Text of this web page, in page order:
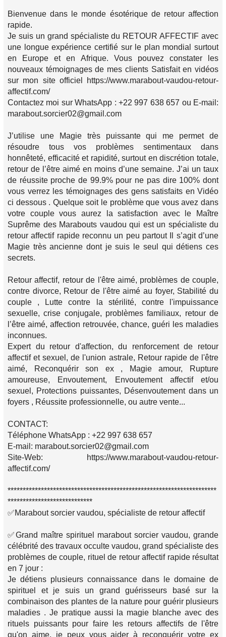
Bienvenue dans le monde ésotérique de retour affection
rapide.
Je suis un grand spécialiste du RETOUR AFFECTIF avec
une longue expérience certifié sur le plan mondial surtout
en Europe et en Afrique. Vous pouvez constater les
nouveaux témoignages de mes clients Satisfait en vidéos
sur mon site officiel https://www.marabout-vaudou-retour-
affectif.com/
Contactez moi sur WhatsApp : +22 997 638 657 ou E-mail:
marabout.sorcier02@gmail.com
J’utilise une Magie très puissante qui me permet de
résoudre tous vos problèmes sentimentaux dans
honnêteté, efficacité et rapidité, surtout en discrétion totale,
retour de l’être aimé en moins d’une semaine. J’ai un taux
de réussite proche de 99.9% pour ne pas dire 100% dont
vous verrez les témoignages des gens satisfaits en Vidéo
ci dessous . Quelque soit le problème que vous avez dans
votre couple vous aurez la satisfaction avec le Maître
Suprême des Marabouts vaudou qui est un spécialiste du
retour affectif rapide reconnu un peu partout Il s’agit d’une
Magie très ancienne dont je suis le seul qui détiens ces
secrets.
Retour affectif, retour de l'être aimé, problèmes de couple,
contre divorce, Retour de l'être aimé au foyer, Stabilité du
couple , Lutte contre la stérilité, contre l'impuissance
sexuelle, crise conjugale, problèmes familiaux, retour de
l’être aimé, affection retrouvée, chance, guéri les maladies
inconnues.
Expert du retour d'affection, du renforcement de retour
affectif et sexuel, de l'union astrale, Retour rapide de l'être
aimé, Reconquérir son ex , Magie amour, Rupture
amoureuse, Envoutement, Envoutement affectif et/ou
sexuel, Protections puissantes, Désenvoutement dans un
foyers , Réussite professionnelle, ou autre vente...
CONTACT:
Téléphone WhatsApp : +22 997 638 657
E-mail: marabout.sorcier02@gmail.com
Site-Web: https://www.marabout-vaudou-retour-
affectif.com/
*********************************************************************
****************************
✅Marabout sorcier vaudou, spécialiste de retour affectif
✅Grand maître spirituel marabout sorcier vaudou, grande
célébrité des travaux occulte vaudou, grand spécialiste des
problèmes de couple, rituel de retour affectif rapide résultat
en 7 jour :
Je détiens plusieurs connaissance dans le domaine de
spirituel et je suis un grand guérisseurs basé sur la
combinaison des plantes de la nature pour guérir plusieurs
maladies . Je pratique aussi la magie blanche avec des
rituels puissants pour faire les retours affectifs de l'être
qu'on aime, je peux vous aider à reconquérir votre ex